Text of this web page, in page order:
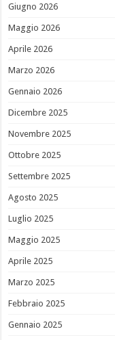
Giugno 2026
Maggio 2026
Aprile 2026
Marzo 2026
Gennaio 2026
Dicembre 2025
Novembre 2025
Ottobre 2025
Settembre 2025
Agosto 2025
Luglio 2025
Maggio 2025
Aprile 2025
Marzo 2025
Febbraio 2025
Gennaio 2025